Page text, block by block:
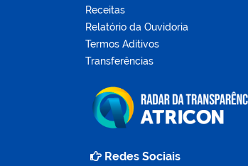
Receitas
Relatório da Ouvidoria
Termos Aditivos
Transferências
Redes Sociais